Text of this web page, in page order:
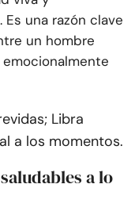
una razón clave
un hombre
Libra
a los momentos.
a lo